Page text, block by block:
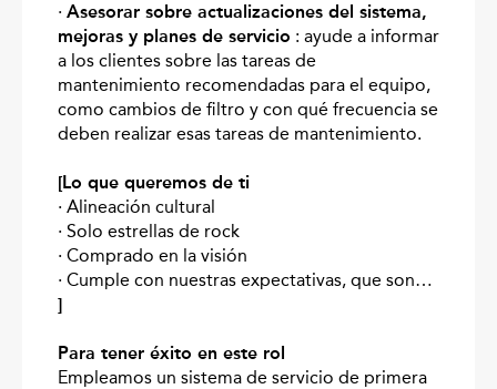
· Asesorar sobre actualizaciones del sistema,
mejoras y planes de servicio : ayude a informar
a los clientes sobre las tareas de
mantenimiento recomendadas para el equipo,
como cambios de filtro y con qué frecuencia se
deben realizar esas tareas de mantenimiento.
[Lo que queremos de ti
· Alineación cultural
· Solo estrellas de rock
· Comprado en la visión
· Cumple con nuestras expectativas, que son…
]
Para tener éxito en este rol
Empleamos un sistema de servicio de primera